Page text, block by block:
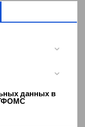
данных в